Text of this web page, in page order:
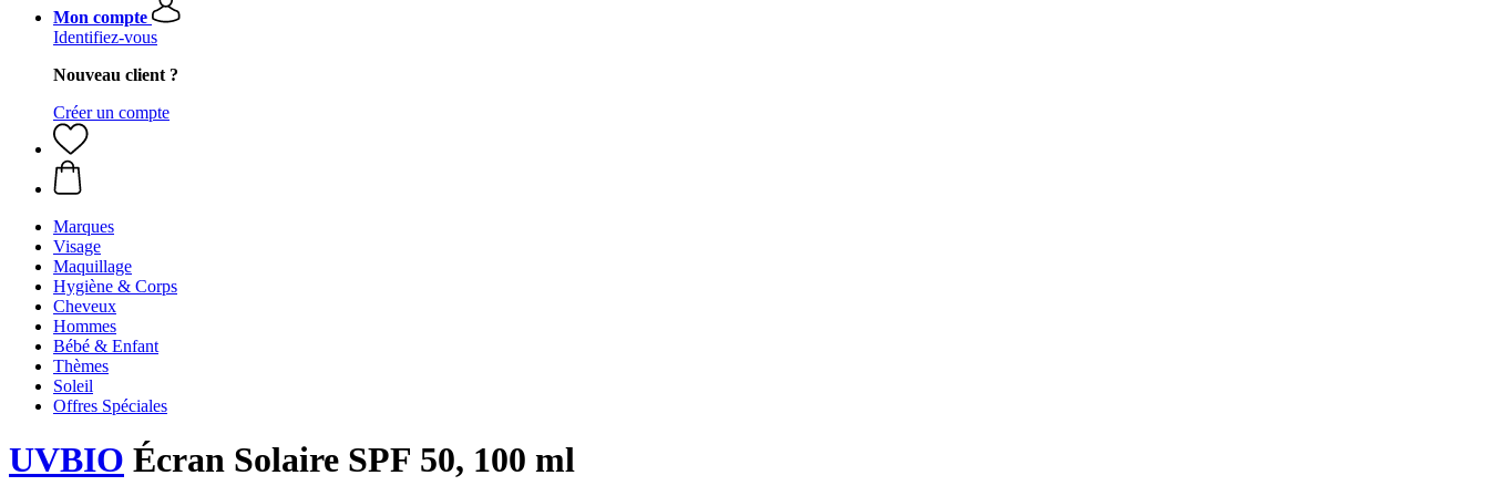
Mon compte
Identifiez-vous
Nouveau client ?
Créer un compte
Marques
Visage
Maquillage
Hygiène & Corps
Cheveux
Hommes
Bébé & Enfant
Thèmes
Soleil
Offres Spéciales
UVBIO Écran Solaire SPF 50, 100 ml